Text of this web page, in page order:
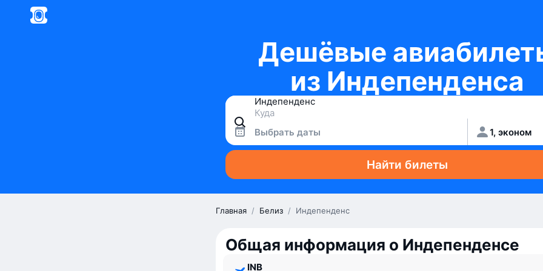
Дешёвые
из Индепенденса
Выбрать даты 1, эконом
Найти билеты
Главная / Белиз / Индепенденс
Общая информация о Индепенденсе
INB